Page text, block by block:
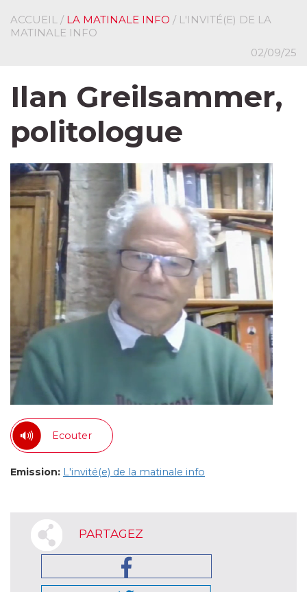
ACCUEIL / LA MATINALE INFO / L'INVITÉ(E) DE LA
MATINALE INFO
02/09/25
Ilan Greilsammer,
politologue
Ecouter
Emission: L'invité(e) de la matinale info
PARTAGEZ